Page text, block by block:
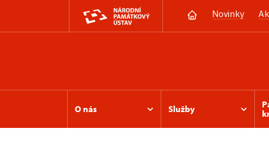
Novinky
O nás Služby